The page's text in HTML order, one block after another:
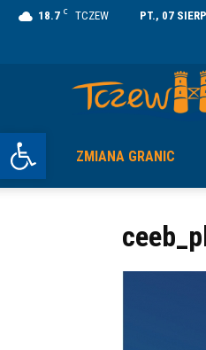
Otwórz pasek narzędzi
18.7 C TCZEW PT., 07
ZMIANA GRANIC